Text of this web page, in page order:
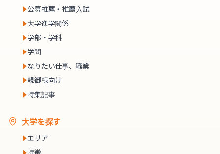
公募推薦・推薦入試
大学進学関係
学部・学科
学問
なりたい仕事、職業
親御様向け
特集記事
大学を探す
エリア
特徴